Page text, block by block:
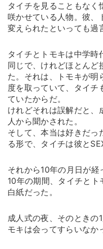
タイチを見ることもなく
咲かせている人物。彼、
変えられたといっても過
タイチとトモキは中学
同じで、けれどほとんど
た。それは、トモキが明
度を取っていて、タイチ
ていたからだ。
けれどそれは誤解だと、
人から聞かされた。
そして、本当は好きだっ
る形で、タイチは彼と
それから10年の月日が経
10年の期間、タイチと
白紙だった。
成人式の夜、そのときの
モキは会ってすらいなか